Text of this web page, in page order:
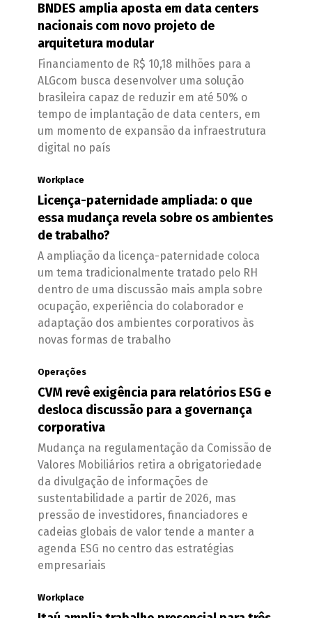
BNDES amplia aposta em data centers
nacionais com novo projeto de
arquitetura modular
Financiamento de R$ 10,18 milhões para a
ALGcom busca desenvolver uma solução
brasileira capaz de reduzir em até 50% o
tempo de implantação de data centers, em
um momento de expansão da infraestrutura
digital no país
Workplace
Licença-paternidade ampliada: o que
essa mudança revela sobre os ambientes
de trabalho?
A ampliação da licença-paternidade coloca
um tema tradicionalmente tratado pelo RH
dentro de uma discussão mais ampla sobre
ocupação, experiência do colaborador e
adaptação dos ambientes corporativos às
novas formas de trabalho
Operações
CVM revê exigência para relatórios ESG e
desloca discussão para a governança
corporativa
Mudança na regulamentação da Comissão de
Valores Mobiliários retira a obrigatoriedade
da divulgação de informações de
sustentabilidade a partir de 2026, mas
pressão de investidores, financiadores e
cadeias globais de valor tende a manter a
agenda ESG no centro das estratégias
empresariais
Workplace